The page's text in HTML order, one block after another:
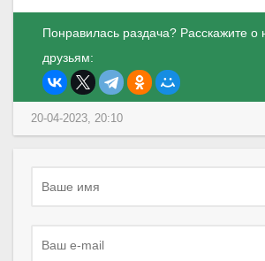
Понравилась раздача? Расскажите о
друзьям:
20-04-2023, 20:10